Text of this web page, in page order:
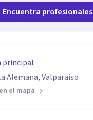
Encuentra profesionales
principal
Alemana, Valparaíso
el mapa